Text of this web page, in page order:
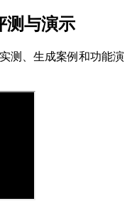
测与演示
实测、生成案例和功能演